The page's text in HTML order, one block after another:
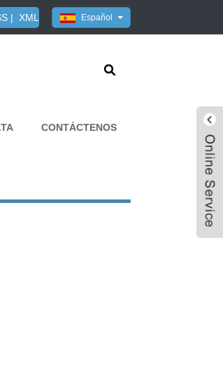
Español
| XML
CONTÁCTENOS